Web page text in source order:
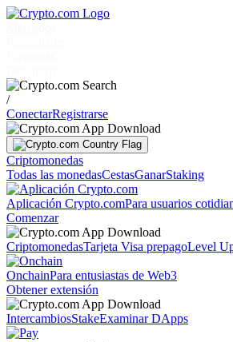
/
ConectarRegistrarse
Criptomonedas
Todas las monedasCestasGanarStaking
Aplicación Crypto.comPara usuarios
Comenzar
CriptomonedasTarjeta Visa prepagoLevel
OnchainPara entusiastas de Web3
Obtener extensión
IntercambiosStakeExaminar DApps